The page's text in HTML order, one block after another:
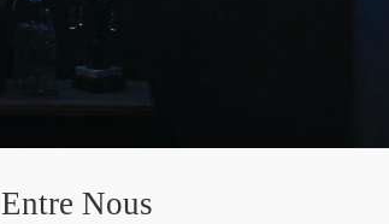
Entre Nous